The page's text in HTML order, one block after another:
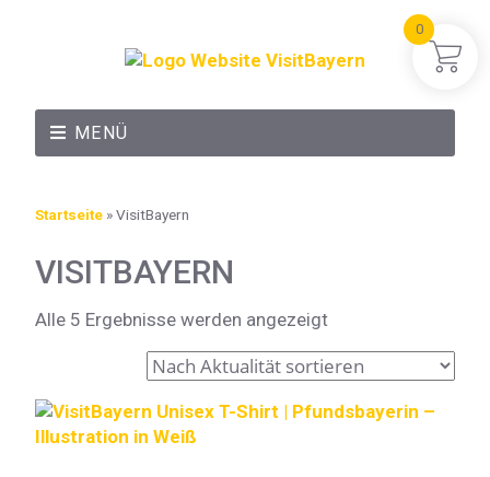
MENÜ
Startseite »VisitBayern
VISITBAYERN
Alle 5 Ergebnisse werden angezeigt
0